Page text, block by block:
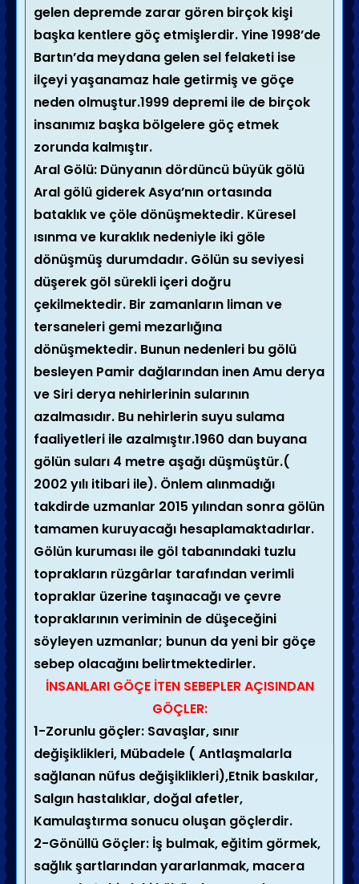
gelen depremde zarar gören birçok kişi
başka kentlere göç etmişlerdir. Yine 1998’de
Bartın’da meydana gelen sel felaketi ise
ilçeyi yaşanamaz hale getirmiş ve göçe
neden olmuştur.1999 depremi ile de birçok
insanımız başka bölgelere göç etmek
zorunda kalmıştır.
Aral Gölü: Dünyanın dördüncü büyük gölü
Aral gölü giderek Asya’nın ortasında
bataklık ve çöle dönüşmektedir. Küresel
ısınma ve kuraklık nedeniyle iki göle
dönüşmüş durumdadır. Gölün su seviyesi
düşerek göl sürekli içeri doğru
çekilmektedir. Bir zamanların liman ve
tersaneleri gemi mezarlığına
dönüşmektedir. Bunun nedenleri bu gölü
besleyen Pamir dağlarından inen Amu derya
ve Siri derya nehirlerinin sularının
azalmasıdır. Bu nehirlerin suyu sulama
faaliyetleri ile azalmıştır.1960 dan buyana
gölün suları 4 metre aşağı düşmüştür.(
2002 yılı itibari ile). Önlem alınmadığı
takdirde uzmanlar 2015 yılından sonra gölün
tamamen kuruyacağı hesaplamaktadırlar.
Gölün kuruması ile göl tabanındaki tuzlu
toprakların rüzgârlar tarafından verimli
topraklar üzerine taşınacağı ve çevre
topraklarının veriminin de düşeceğini
söyleyen uzmanlar; bunun da yeni bir göçe
sebep olacağını belirtmektedirler.
İNSANLARI GÖÇE İTEN SEBEPLER AÇISINDAN
GÖÇLER:
1-Zorunlu göçler: Savaşlar, sınır
değişiklikleri, Mübadele ( Antlaşmalarla
sağlanan nüfus değişiklikleri),Etnik baskılar,
Salgın hastalıklar, doğal afetler,
Kamulaştırma sonucu oluşan göçlerdir.
2-Gönüllü Göçler: İş bulmak, eğitim görmek,
sağlık şartlarından yararlanmak, macera